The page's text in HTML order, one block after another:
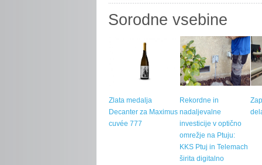
Sorodne vsebine
Zlata medalja
Decanter za Maximus
cuvée 777
Rekordne in
nadaljevalne
investicije v optično
omrežje na Ptuju:
KKS Ptuj in Telemach
širita digitalno